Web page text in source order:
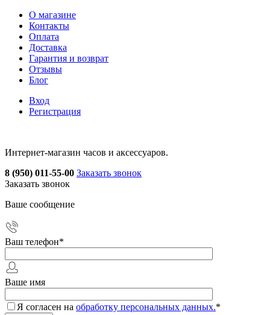
О магазине
Контакты
Оплата
Доставка
Гарантия и возврат
Отзывы
Блог
Вход
Регистрация
Интернет-магазин часов и аксессуаров.
8 (950) 011-55-00 Заказать звонок
Заказать звонок
Ваше сообщение
Ваш телефон*
Ваше имя
Я согласен на обработку персональных данных.*